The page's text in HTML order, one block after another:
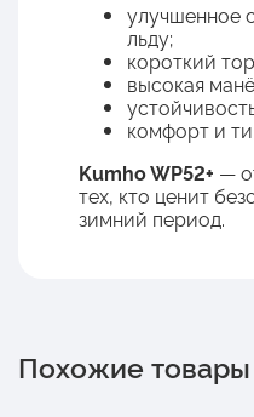
улучшенное
льду;
короткий
высокая
комфорт и
Kumho WP52+ —
тех, кто ценит
зимний период.
Похожие товары